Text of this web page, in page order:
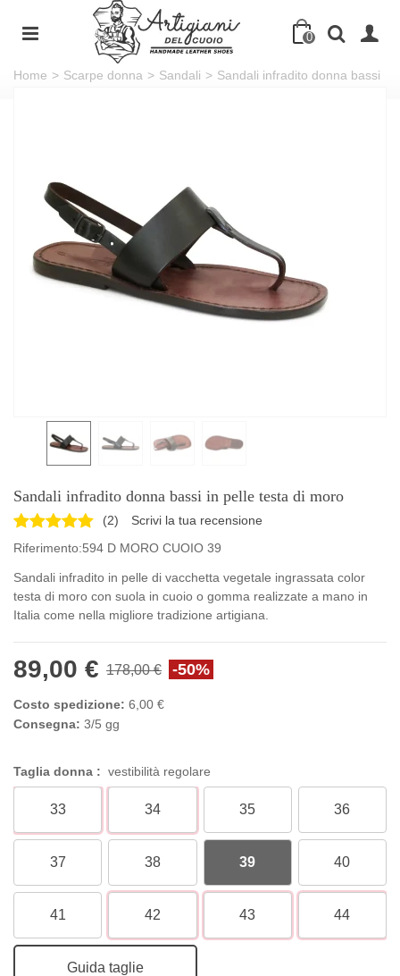
0
Home > Scarpe donna > Sandali > Sandali infradito donna bassi
Sandali infradito donna bassi in pelle testa di moro
(2)
Scrivi la tua recensione
Riferimento:594 D MORO CUOIO 39
Sandali infradito in pelle di vacchetta vegetale ingrassata color
testa di moro con suola in cuoio o gomma realizzate a mano in
Italia come nella migliore tradizione artigiana.
89,00 € 178,00 € -50%
Costo spedizione: 6,00 €
Consegna: 3/5 gg
Taglia donna : vestibilità regolare
33 34 35 36
37 38 39 40
41 42 43 44
Guida taglie